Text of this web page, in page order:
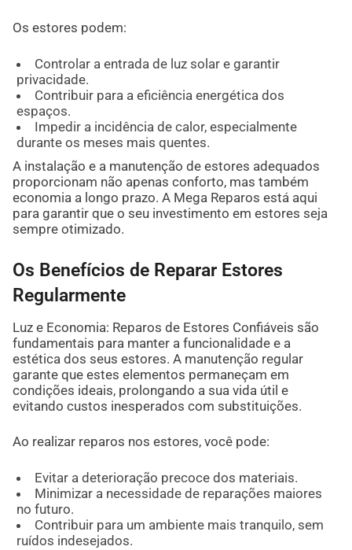
Os estores podem:
Controlar a entrada de luz solar e garantir
privacidade.
Contribuir para a eficiência energética dos
espaços.
Impedir a incidência de calor, especialmente
durante os meses mais quentes.
A instalação e a manutenção de estores adequados
proporcionam não apenas conforto, mas também
economia a longo prazo. A Mega Reparos está aqui
para garantir que o seu investimento em estores seja
sempre otimizado.
Os Benefícios de Reparar Estores
Regularmente
Luz e Economia: Reparos de Estores Confiáveis são
fundamentais para manter a funcionalidade e a
estética dos seus estores. A manutenção regular
garante que estes elementos permaneçam em
condições ideais, prolongando a sua vida útil e
evitando custos inesperados com substituições.
Ao realizar reparos nos estores, você pode:
Evitar a deterioração precoce dos materiais.
Minimizar a necessidade de reparações maiores
no futuro.
Contribuir para um ambiente mais tranquilo, sem
ruídos indesejados.